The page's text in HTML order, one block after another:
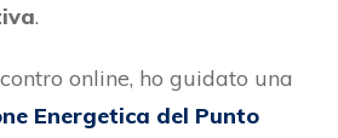
.
online, ho guidato una
Energetica del Punto